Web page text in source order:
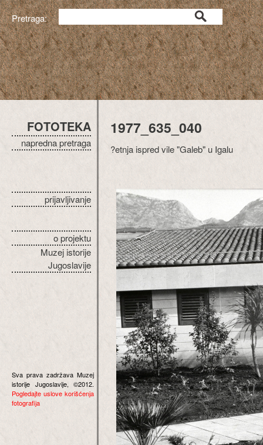
Pretraga:
FOTOTEKA
napredna pretraga
prijavljivanje
o projektu
Muzej istorije
Jugoslavije
Sva prava zadržava Muzej
istorije Jugoslavije, ©2012.
Pogledajte uslove korišćenja
fotografija
1977_635_040
?etnja ispred vile "Galeb" u Igalu